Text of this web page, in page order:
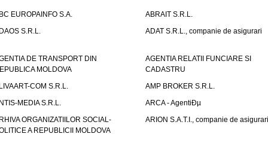
EUROPAINFO S.A.
ABRAIT S.R.L.
S.R.L.
ADAT S.R.L., companie de asigurari
DE TRANSPORT DIN
MOLDOVA
AGENTIA RELATII FUNCIARE SI
CADASTRU
COM S.R.L.
AMP BROKER S.R.L.
MEDIA S.R.L.
ARCA - AgentiÐµ
ORGANIZATIILOR SOCIAL-
A REPUBLICII MOLDOVA
ARION S.A.T.I., companie de asigurari